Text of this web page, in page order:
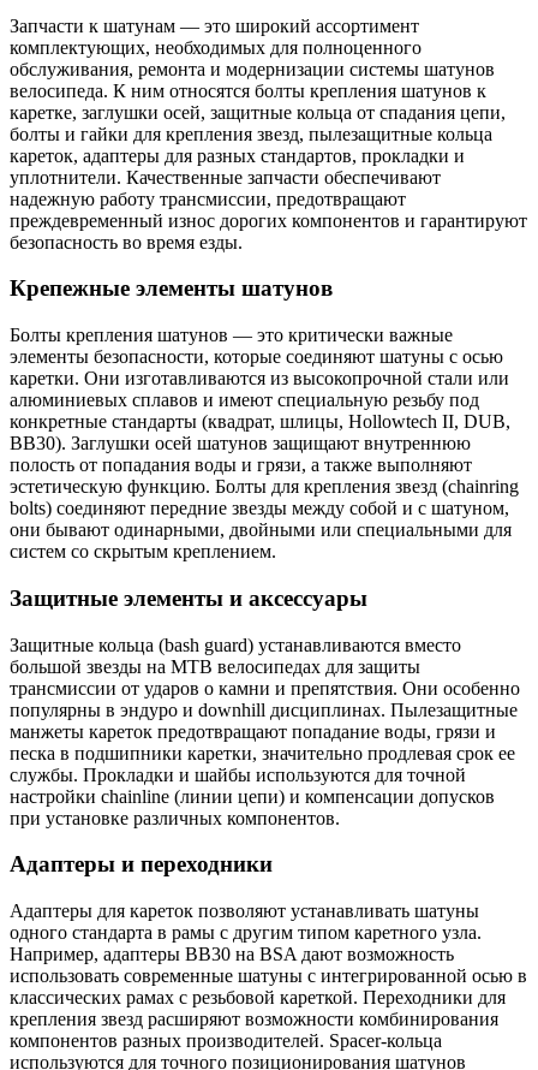
Запчасти к шатунам — это широкий ассортимент
комплектующих, необходимых для полноценного
обслуживания, ремонта и модернизации системы шатунов
велосипеда. К ним относятся болты крепления шатунов к
каретке, заглушки осей, защитные кольца от спадания цепи,
болты и гайки для крепления звезд, пылезащитные кольца
кареток, адаптеры для разных стандартов, прокладки и
уплотнители. Качественные запчасти обеспечивают
надежную работу трансмиссии, предотвращают
преждевременный износ дорогих компонентов и гарантируют
безопасность во время езды.
Крепежные элементы шатунов
Болты крепления шатунов — это критически важные
элементы безопасности, которые соединяют шатуны с осью
каретки. Они изготавливаются из высокопрочной стали или
алюминиевых сплавов и имеют специальную резьбу под
конкретные стандарты (квадрат, шлицы, Hollowtech II, DUB,
BB30). Заглушки осей шатунов защищают внутреннюю
полость от попадания воды и грязи, а также выполняют
эстетическую функцию. Болты для крепления звезд (chainring
bolts) соединяют передние звезды между собой и с шатуном,
они бывают одинарными, двойными или специальными для
систем со скрытым креплением.
Защитные элементы и аксессуары
Защитные кольца (bash guard) устанавливаются вместо
большой звезды на MTB велосипедах для защиты
трансмиссии от ударов о камни и препятствия. Они особенно
популярны в эндуро и downhill дисциплинах. Пылезащитные
манжеты кареток предотвращают попадание воды, грязи и
песка в подшипники каретки, значительно продлевая срок ее
службы. Прокладки и шайбы используются для точной
настройки chainline (линии цепи) и компенсации допусков
при установке различных компонентов.
Адаптеры и переходники
Адаптеры для кареток позволяют устанавливать шатуны
одного стандарта в рамы с другим типом каретного узла.
Например, адаптеры BB30 на BSA дают возможность
использовать современные шатуны с интегрированной осью в
классических рамах с резьбовой кареткой. Переходники для
крепления звезд расширяют возможности комбинирования
компонентов разных производителей. Spacer-кольца
используются для точного позиционирования шатунов